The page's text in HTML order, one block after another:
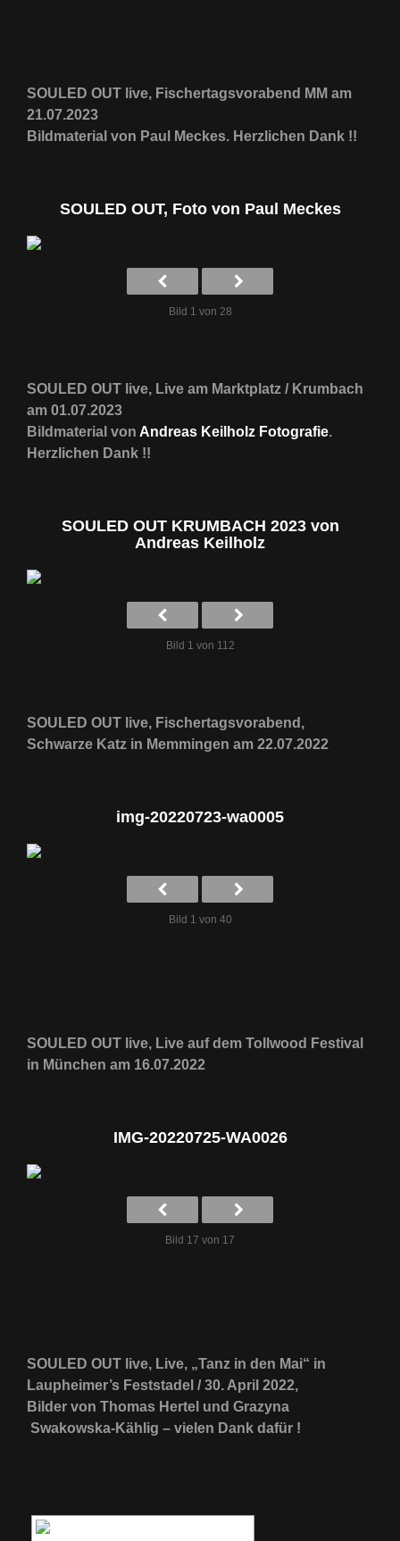
SOULED OUT live, Fischertagsvorabend MM am
21.07.2023
Bildmaterial von Paul Meckes. Herzlichen Dank !!
SOULED OUT, Foto von Paul Meckes
Bild 1 von 28
SOULED OUT live, Live am Marktplatz / Krumbach
am 01.07.2023
Bildmaterial von Andreas Keilholz Fotografie.
Herzlichen Dank !!
SOULED OUT KRUMBACH 2023 von
Andreas Keilholz
Bild 1 von 112
SOULED OUT live, Fischertagsvorabend,
Schwarze Katz in Memmingen am 22.07.2022
img-20220723-wa0005
Bild 1 von 40
SOULED OUT live, Live auf dem Tollwood Festival
in München am 16.07.2022
IMG-20220725-WA0026
Bild 17 von 17
SOULED OUT live, Live, „Tanz in den Mai“ in
Laupheimer’s Feststadel / 30. April 2022,
Bilder von Thomas Hertel und Grazyna
Swakowska-Kählig – vielen Dank dafür !